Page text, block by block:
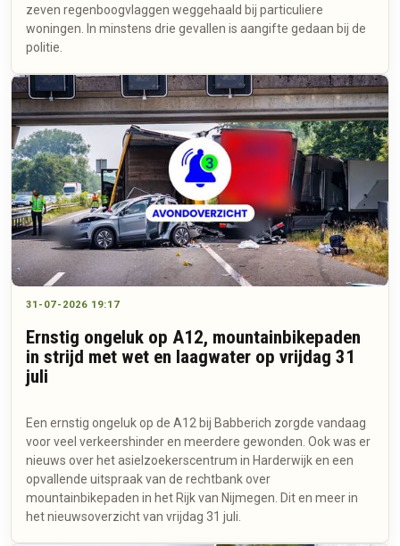
zeven regenboogvlaggen weggehaald bij particuliere
woningen. In minstens drie gevallen is aangifte gedaan bij de
politie.
31-07-2026 19:17
Ernstig ongeluk op A12, mountainbikepaden
in strijd met wet en laagwater op vrijdag 31
juli
Een ernstig ongeluk op de A12 bij Babberich zorgde vandaag
voor veel verkeershinder en meerdere gewonden. Ook was er
nieuws over het asielzoekerscentrum in Harderwijk en een
opvallende uitspraak van de rechtbank over
mountainbikepaden in het Rijk van Nijmegen. Dit en meer in
het nieuwsoverzicht van vrijdag 31 juli.